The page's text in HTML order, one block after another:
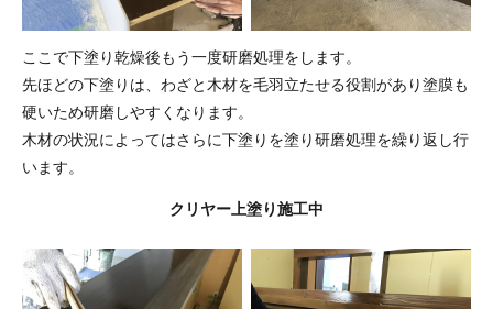
ここで下塗り乾燥後もう一度研磨処理をします。
先ほどの下塗りは、わざと木材を毛羽立たせる役割があり塗膜も
硬いため研磨しやすくなります。
木材の状況によってはさらに下塗りを塗り研磨処理を繰り返し行
います。
クリヤー上塗り施工中